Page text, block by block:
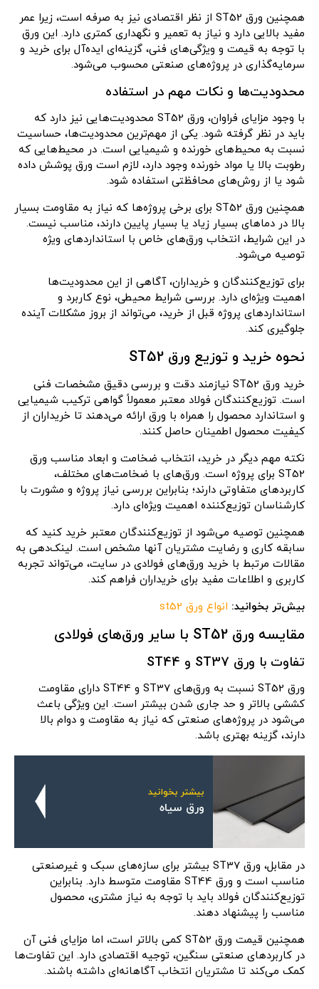
همچنین ورق ST52 از نظر اقتصادی نیز به صرفه است، زیرا عمر
مفید بالایی دارد و نیاز به تعمیر و نگهداری کمتری دارد. این ورق
با توجه به قیمت و ویژگی‌های فنی، گزینه‌ای ایده‌آل برای خرید و
سرمایه‌گذاری در پروژه‌های صنعتی محسوب می‌شود.
محدودیت‌ها و نکات مهم در استفاده
با وجود مزایای فراوان، ورق ST52 محدودیت‌هایی نیز دارد که
باید در نظر گرفته شود. یکی از مهم‌ترین محدودیت‌ها، حساسیت
نسبت به محیط‌های خورنده و شیمیایی است. در محیط‌هایی که
رطوبت بالا یا مواد خورنده وجود دارد، لازم است ورق پوشش داده
شود یا از روش‌های محافظتی استفاده شود.
همچنین ورق ST52 برای برخی پروژه‌ها که نیاز به مقاومت بسیار
بالا در دماهای بسیار زیاد یا بسیار پایین دارند، مناسب نیست.
در این شرایط، انتخاب ورق‌های خاص با استانداردهای ویژه
توصیه می‌شود.
برای توزیع‌کنندگان و خریداران، آگاهی از این محدودیت‌ها
اهمیت ویژه‌ای دارد. بررسی شرایط محیطی، نوع کاربرد و
استانداردهای پروژه قبل از خرید، می‌تواند از بروز مشکلات آینده
جلوگیری کند.
نحوه خرید و توزیع ورق ST52
خرید ورق ST52 نیازمند دقت و بررسی دقیق مشخصات فنی
است. توزیع‌کنندگان فولاد معتبر معمولاً گواهی ترکیب شیمیایی
و استاندارد محصول را همراه با ورق ارائه می‌دهند تا خریداران از
کیفیت محصول اطمینان حاصل کنند.
نکته مهم دیگر در خرید، انتخاب ضخامت و ابعاد مناسب ورق
ST52 برای پروژه است. ورق‌های با ضخامت‌های مختلف،
کاربردهای متفاوتی دارند؛ بنابراین بررسی نیاز پروژه و مشورت با
کارشناسان توزیع‌کننده اهمیت ویژه‌ای دارد.
همچنین توصیه می‌شود از توزیع‌کنندگان معتبر خرید کنید که
سابقه کاری و رضایت مشتریان آنها مشخص است. لینک‌دهی به
مقالات مرتبط با خرید ورق‌های فولادی در سایت، می‌تواند تجربه
کاربری و اطلاعات مفید برای خریداران فراهم کند.
بیش‌تر بخوانید: انواع ورق st52
مقایسه ورق ST52 با سایر ورق‌های فولادی
تفاوت با ورق ST37 و ST44
ورق ST52 نسبت به ورق‌های ST37 و ST44 دارای مقاومت
کششی بالاتر و حد جاری شدن بیشتر است. این ویژگی باعث
می‌شود در پروژه‌های صنعتی که نیاز به مقاومت و دوام بالا
دارند، گزینه بهتری باشد.
بیشتر بخوانید
ورق سیاه
در مقابل، ورق ST37 بیشتر برای سازه‌های سبک و غیرصنعتی
مناسب است و ورق ST44 مقاومت متوسط دارد. بنابراین
توزیع‌کنندگان فولاد باید با توجه به نیاز مشتری، محصول
مناسب را پیشنهاد دهند.
همچنین قیمت ورق ST52 کمی بالاتر است، اما مزایای فنی آن
در کاربردهای صنعتی سنگین، توجیه اقتصادی دارد. این تفاوت‌ها
کمک می‌کند تا مشتریان انتخاب آگاهانه‌ای داشته باشند.